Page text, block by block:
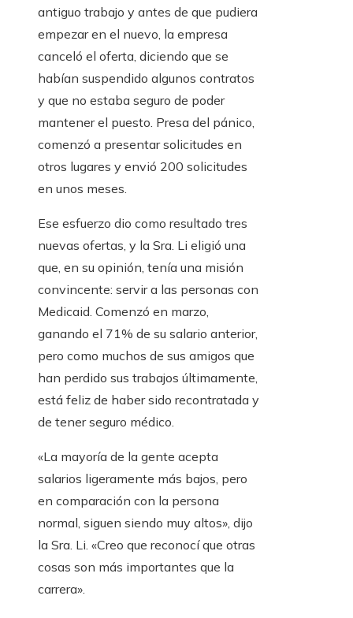
antiguo trabajo y antes de que pudiera
empezar en el nuevo, la empresa
canceló el oferta, diciendo que se
habían suspendido algunos contratos
y que no estaba seguro de poder
mantener el puesto. Presa del pánico,
comenzó a presentar solicitudes en
otros lugares y envió 200 solicitudes
en unos meses.
Ese esfuerzo dio como resultado tres
nuevas ofertas, y la Sra. Li eligió una
que, en su opinión, tenía una misión
convincente: servir a las personas con
Medicaid. Comenzó en marzo,
ganando el 71% de su salario anterior,
pero como muchos de sus amigos que
han perdido sus trabajos últimamente,
está feliz de haber sido recontratada y
de tener seguro médico.
«La mayoría de la gente acepta
salarios ligeramente más bajos, pero
en comparación con la persona
normal, siguen siendo muy altos», dijo
la Sra. Li. «Creo que reconocí que otras
cosas son más importantes que la
carrera».